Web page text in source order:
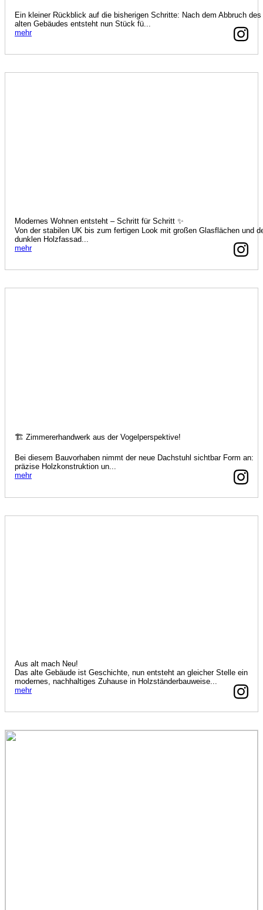
Ein kleiner Rückblick auf die bisherigen Schritte: Nach dem Abbruch des
alten Gebäudes entsteht nun Stück fü...
mehr
Modernes Wohnen entsteht – Schritt für Schritt ✨
Von der stabilen UK bis zum fertigen Look mit großen Glasflächen und
dunklen Holzfassad...
mehr
🏗️ Zimmererhandwerk aus der Vogelperspektive!
Bei diesem Bauvorhaben nimmt der neue Dachstuhl sichtbar Form an:
präzise Holzkonstruktion un...
mehr
Aus alt mach Neu!
Das alte Gebäude ist Geschichte, nun entsteht an gleicher Stelle ein
modernes, nachhaltiges Zuhause in Holzständerbauweise...
mehr